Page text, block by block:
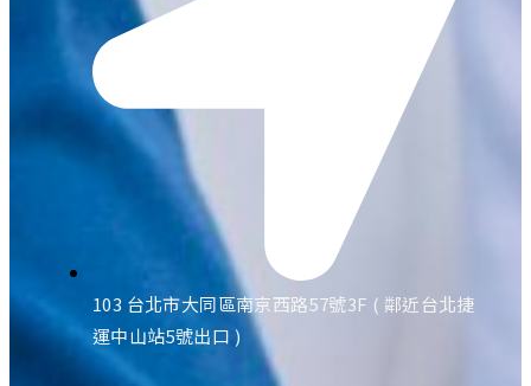
103 台北市大同區南京西路57號3F ( 鄰近台北捷
運中山站5號出口 )